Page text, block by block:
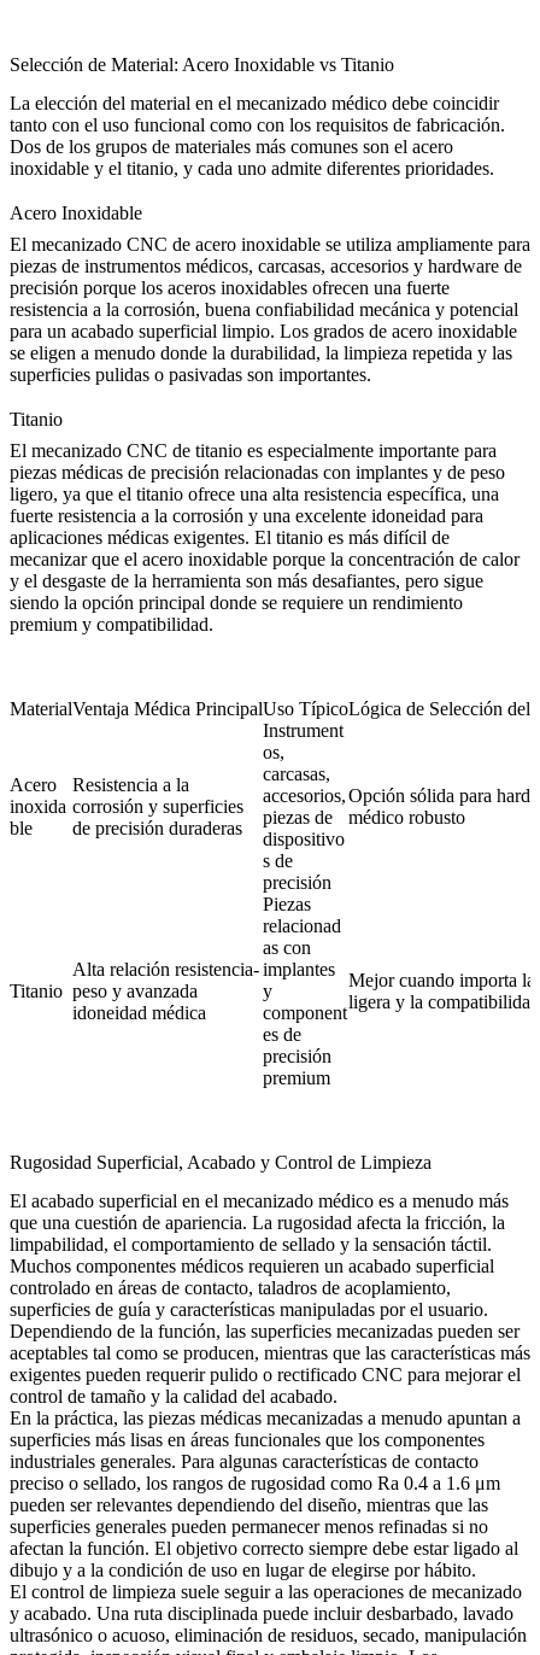
Selección de Material: Acero Inoxidable vs Titanio
La elección del material en el mecanizado médico debe coincidir
tanto con el uso funcional como con los requisitos de fabricación.
Dos de los grupos de materiales más comunes son el acero
inoxidable y el titanio, y cada uno admite diferentes prioridades.
Acero Inoxidable
El mecanizado CNC de acero inoxidable se utiliza ampliamente para
piezas de instrumentos médicos, carcasas, accesorios y hardware de
precisión porque los aceros inoxidables ofrecen una fuerte
resistencia a la corrosión, buena confiabilidad mecánica y potencial
para un acabado superficial limpio. Los grados de acero inoxidable
se eligen a menudo donde la durabilidad, la limpieza repetida y las
superficies pulidas o pasivadas son importantes.
Titanio
El mecanizado CNC de titanio es especialmente importante para
piezas médicas de precisión relacionadas con implantes y de peso
ligero, ya que el titanio ofrece una alta resistencia específica, una
fuerte resistencia a la corrosión y una excelente idoneidad para
aplicaciones médicas exigentes. El titanio es más difícil de
mecanizar que el acero inoxidable porque la concentración de calor
y el desgaste de la herramienta son más desafiantes, pero sigue
siendo la opción principal donde se requiere un rendimiento
premium y compatibilidad.
MaterialVentaja Médica PrincipalUso TípicoLógica de Selección del
Acero
inoxida
ble
Resistencia a la
corrosión y superficies
de precisión duraderas
Instrument
os,
carcasas,
accesorios,
piezas de
dispositivo
s de
precisión
Opción sólida para
médico robusto
Titanio
Alta relación resistencia-
peso y avanzada
idoneidad médica
Piezas
relacionad
as con
implantes
y
component
es de
precisión
premium
Mejor cuando importa la
ligera y la compatibilidad
Rugosidad Superficial, Acabado y Control de Limpieza
El acabado superficial en el mecanizado médico es a menudo más
que una cuestión de apariencia. La rugosidad afecta la fricción, la
limpabilidad, el comportamiento de sellado y la sensación táctil.
Muchos componentes médicos requieren un acabado superficial
controlado en áreas de contacto, taladros de acoplamiento,
superficies de guía y características manipuladas por el usuario.
Dependiendo de la función, las superficies mecanizadas pueden ser
aceptables tal como se producen, mientras que las características más
exigentes pueden requerir pulido o rectificado CNC para mejorar el
control de tamaño y la calidad del acabado.
En la práctica, las piezas médicas mecanizadas a menudo apuntan a
superficies más lisas en áreas funcionales que los componentes
industriales generales. Para algunas características de contacto
preciso o sellado, los rangos de rugosidad como Ra 0.4 a 1.6 μm
pueden ser relevantes dependiendo del diseño, mientras que las
superficies generales pueden permanecer menos refinadas si no
afectan la función. El objetivo correcto siempre debe estar ligado al
dibujo y a la condición de uso en lugar de elegirse por hábito.
El control de limpieza suele seguir a las operaciones de mecanizado
y acabado. Una ruta disciplinada puede incluir desbarbado, lavado
ultrasónico o acuoso, eliminación de residuos, secado, manipulación